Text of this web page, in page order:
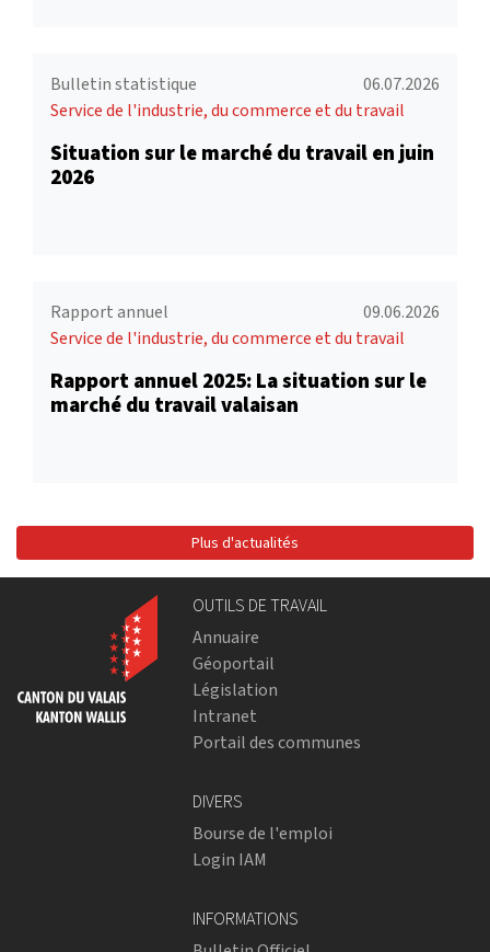
Bulletin statistique
06.07.2026
Service de l'industrie, du commerce et du travail
Situation sur le marché du travail en juin
2026
Rapport annuel
09.06.2026
Service de l'industrie, du commerce et du travail
Rapport annuel 2025: La situation sur le
marché du travail valaisan
Plus d'actualités
OUTILS DE TRAVAIL
Annuaire
Géoportail
Législation
Intranet
Portail des communes
DIVERS
Bourse de l'emploi
Login IAM
INFORMATIONS